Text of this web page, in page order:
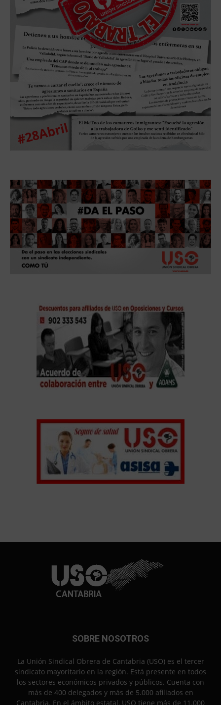
SOBRE NOSOTROS
La Unión Sindical Obrera de Cantabria (USO) es el tercer
sindicato mayoritario en la región. Está presente en todos
los sectores económicos privados y públicos. Cuenta con
más de 400 delegados y más de 5.000 afiliados en
Cantabria. En el ámbito estatal, USO tiene más de 11.000